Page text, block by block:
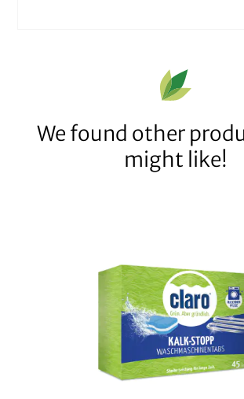
We found other
might like!